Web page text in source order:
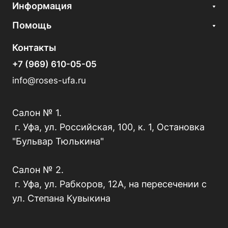
Информация
Помощь
Контакты
+7 (969) 610-05-05
info@roses-ufa.ru
Салон № 1.
г. Уфа, ул. Российская, 100, к. 1, Остановка
"Бульвар Тюлькина"
Салон № 2.
г. Уфа, ул. Рабкоров, 12А, на пересечении с
ул. Степана Кувыкина